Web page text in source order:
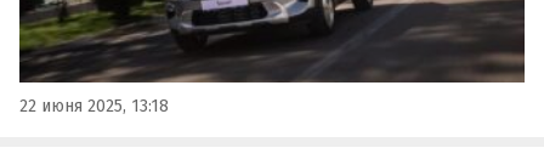
22 июня 2025, 13:18